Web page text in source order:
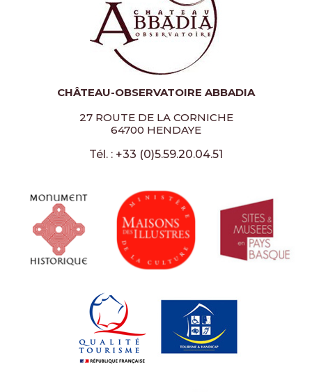
CHÂTEAU-OBSERVATOIRE ABBADIA
27 ROUTE DE LA CORNICHE
64700 HENDAYE
Tél. : +33 (0)5.59.20.04.51